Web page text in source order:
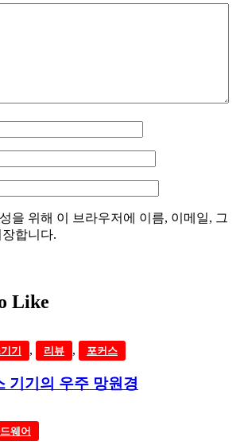
을 위해 이 브라우저에 이름, 이메일, 그
합니다.
Like
기 , 리뷰 , 포커스
기기의 우주 망원경
웨어